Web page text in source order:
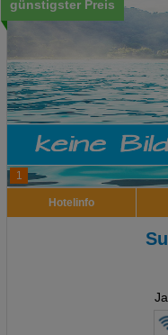
1
günstigster Preis
Hotelinfo